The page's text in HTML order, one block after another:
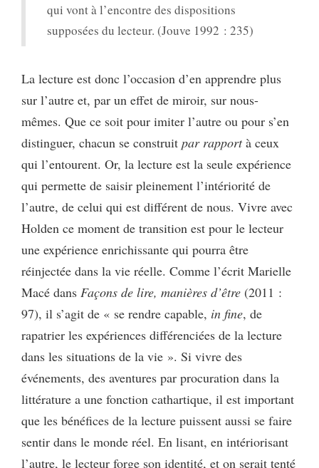
qui vont à l’encontre des dispositions
supposées du lecteur. (Jouve 1992 : 235)
La lecture est donc l’occasion d’en apprendre plus
sur l’autre et, par un effet de miroir, sur nous-
mêmes. Que ce soit pour imiter l’autre ou pour s’en
distinguer, chacun se construit par rapportà ceux
qui l’entourent. Or, la lecture est la seule expérience
qui permette de saisir pleinement l’intériorité de
l’autre, de celui qui est différent de nous. Vivre avec
Holden ce moment de transition est pour le lecteur
une expérience enrichissante qui pourra être
réinjectée dans la vie réelle. Comme l’écrit Marielle
Macé dans Façons de lire, manières d’être (2011 :
97), il s’agit de « se rendre capable, in fine, de
rapatrier les expériences différenciées de la lecture
dans les situations de la vie ». Si vivre des
événements, des aventures par procuration dans la
littérature a une fonction cathartique, il est important
que les bénéfices de la lecture puissent aussi se faire
sentir dans le monde réel. En lisant, en intériorisant
l’autre, le lecteur forge son identité, et on serait tenté